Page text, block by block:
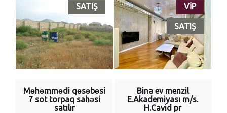
SATIŞ
Məhəmmədi qəsəbəsi
7 sot torpaq sahəsi
satılır
VİP
SATIŞ
Bina ev menzil
E.Akademiyası m/s.
H.Cavid pr